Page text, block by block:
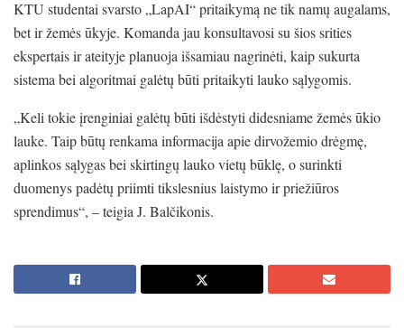
KTU studentai svarsto „LapAI“ pritaikymą ne tik namų augalams,
bet ir žemės ūkyje. Komanda jau konsultavosi su šios srities
ekspertais ir ateityje planuoja išsamiau nagrinėti, kaip sukurta
sistema bei algoritmai galėtų būti pritaikyti lauko sąlygomis.
„Keli tokie įrenginiai galėtų būti išdėstyti didesniame žemės ūkio
lauke. Taip būtų renkama informacija apie dirvožemio drėgmę,
aplinkos sąlygas bei skirtingų lauko vietų būklę, o surinkti
duomenys padėtų priimti tikslesnius laistymo ir priežiūros
sprendimus“, – teigia J. Balčikonis.